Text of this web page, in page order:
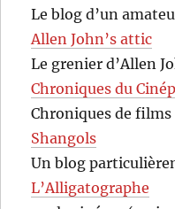
Le blog d’un
Allen John’s attic
Le grenier d’Allen
Chroniques du
Chroniques de films
Shangols
Un blog
L’Alligatographe